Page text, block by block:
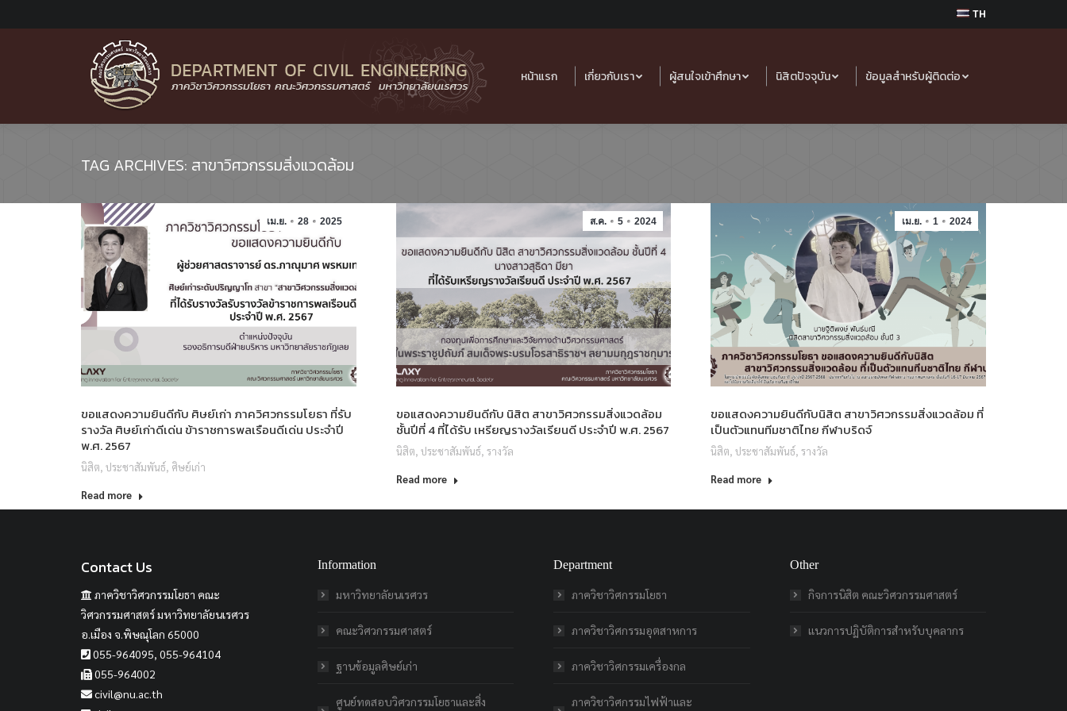
TH
หน้าแรก เกี่ยวกับเรา ผู้สนใจเข้าศึกษา นิสิตปัจจุบัน ข้อมูลสำหรับผู้ติดต่อ
TAG ARCHIVES: สาขาวิศวกรรมสิ่งแวดล้อม
เม.ย. 28 2025
ขอแสดงความยินดีกับ ศิษย์เก่า ภาควิศวกรรมโยธา ที่รับ
รางวัล ศิษย์เก่าดีเด่น ข้าราชการพลเรือนดีเด่น ประจำปี
พ.ศ. 2567
นิสิต, ประชาสัมพันธ์, ศิษย์เก่า
Read more
ส.ค. 5 2024
ขอแสดงความยินดีกับ นิสิต สาขาวิศวกรรมสิ่งแวดล้อม
ชั้นปีที่ 4 ที่ได้รับ เหรียญรางวัลเรียนดี ประจำปี พ.ศ. 2567
นิสิต, ประชาสัมพันธ์, รางวัล
Read more
เม.ย. 1 2024
ขอแสดงความยินดีกับนิสิต สาขาวิศวกรรมสิ่งแวดล้อม ที่
เป็นตัวแทนทีมชาติไทย กีฬาบริดจ์
นิสิต,ประชาสัมพันธ์,รางวัล
Read more
Contact Us
ภาควิชาวิศวกรรมโยธา คณะ
วิศวกรรมศาสตร์ มหาวิทยาลัยนเรศวร
อ.เมือง จ.พิษณุโลก 65000
055-964095, 055-964104
055-964002
civil@nu.ac.th
Information
มหาวิทยาลัยนเรศวร
คณะวิศวกรรมศาสตร์
ฐานข้อมูลศิษย์เก่า
ศูนย์ทดสอบวิศวกรรมโยธาและสิ่ง
Department
ภาควิชาวิศกรรมโยธา
ภาควิชาวิศกรรมอุตสาหการ
ภาควิชาวิศกรรมเครื่องกล
ภาควิชาวิศกรรมไฟฟ้าและ
Other
กิจการนิสิต คณะวิศวกรรมศาสตร์
แนวการปฏิบัติการสำหรับบุคลากร